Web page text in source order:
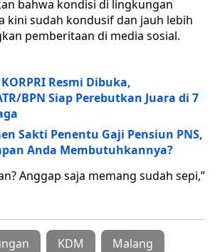
bahwa kondisi di lingkungan
kini sudah kondusif dan jauh lebih
pemberitaan di media sosial.
Resmi Dibuka,
BPN Siap Perebutkan Juara di 7
Sakti Penentu Gaji Pensiun PNS,
Anda Membutuhkannya?
Anggap saja memang sudah sepi,”
KDM Malang